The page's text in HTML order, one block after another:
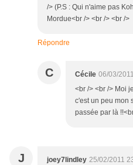
/> (P.S : Qui n'aime pas
Mordue<br /> <br /> <br />
Répondre
C Cécile 06/03/
<br /> <br /> Moi
c'est un peu mon
passée par là
J joey7lindley 25/02/2011